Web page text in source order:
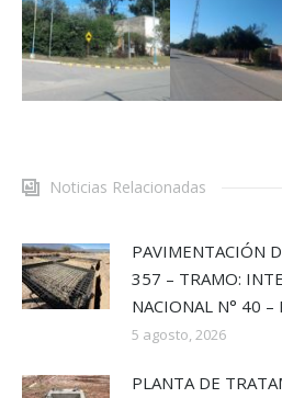
Noticias Relacionadas
PAVIMENTACIÓN
357 – TRAMO:
NACIONAL N° 40 –
5 agosto, 2026
PLANTA DE